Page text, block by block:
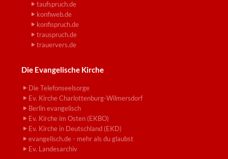
taufspruch.de
konfiweb.de
konfispruch.de
trauspruch.de
trauervers.de
Die Evangelische Kirche
Die Telefonseelsorge
Ev. Kirche Charlottenburg-Wilmersdorf
Berlin evangelisch
Ev. Kirche im Osten (EKBO)
Ev. Kirche in Deutschland (EKD)
evangelisch.de - mehr als du glaubst
Ev. Landesarchiv